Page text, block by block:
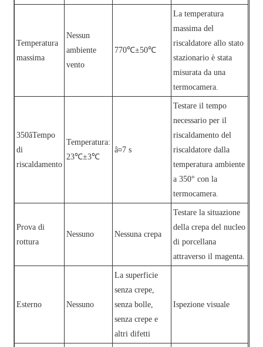
Temperatura
massima
Nessun
ambiente
vento
770℃±50℃
La temperatura
massima del
riscaldatore allo stato
stazionario è stata
misurata da una
termocamera.
350âTempo
di
riscaldamento
Temperatura:
23℃±3℃
â¤7 s
Testare il tempo
necessario per il
riscaldamento del
riscaldatore dalla
temperatura ambiente
a 350° con la
termocamera.
Prova di
rottura
Nessuno Nessuna crepa
Testare la situazione
della crepa del nucleo
di porcellana
attraverso il magenta.
Esterno Nessuno
La superficie
senza crepe,
senza bolle,
senza crepe e
altri difetti
Ispezione visuale